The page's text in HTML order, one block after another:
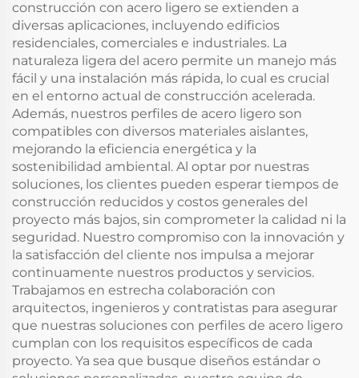
construcción con acero ligero se extienden a
diversas aplicaciones, incluyendo edificios
residenciales, comerciales e industriales. La
naturaleza ligera del acero permite un manejo más
fácil y una instalación más rápida, lo cual es crucial
en el entorno actual de construcción acelerada.
Además, nuestros perfiles de acero ligero son
compatibles con diversos materiales aislantes,
mejorando la eficiencia energética y la
sostenibilidad ambiental. Al optar por nuestras
soluciones, los clientes pueden esperar tiempos de
construcción reducidos y costos generales del
proyecto más bajos, sin comprometer la calidad ni la
seguridad. Nuestro compromiso con la innovación y
la satisfacción del cliente nos impulsa a mejorar
continuamente nuestros productos y servicios.
Trabajamos en estrecha colaboración con
arquitectos, ingenieros y contratistas para asegurar
que nuestras soluciones con perfiles de acero ligero
cumplan con los requisitos específicos de cada
proyecto. Ya sea que busque diseños estándar o